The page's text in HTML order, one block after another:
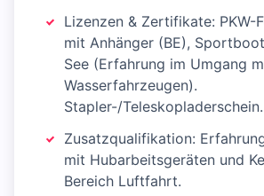
Lizenzen & Zertifikate: PKW-
mit Anhänger (BE),
See (Erfahrung im Umgang
Wasserfahrzeugen).
Stapler-/Teleskopladerschein.
Zusatzqualifikation:
mit Hubarbeitsgeräten und
Bereich Luftfahrt.